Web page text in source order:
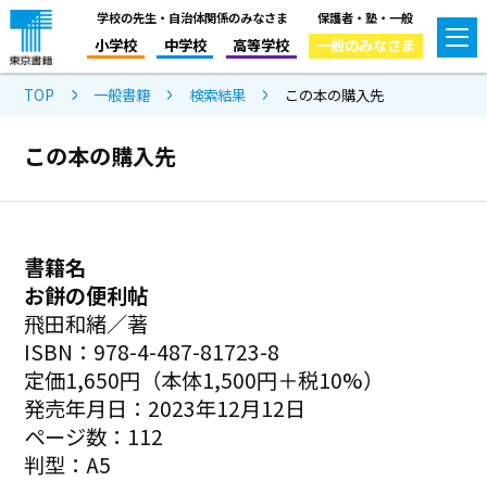
学校の先生・自治体関係のみなさま
小学校 中学校 高等学校
保護者・塾・一般
一般のみなさま
TOP 一般書籍 検索結果 この本の購入先
この本の購入先
書籍名
お餅の便利帖
飛田和緒／著
ISBN：978-4-487-81723-8
定価1,650円（本体1,500円＋税10%）
発売年月日：2023年12月12日
ページ数：112
判型：A5